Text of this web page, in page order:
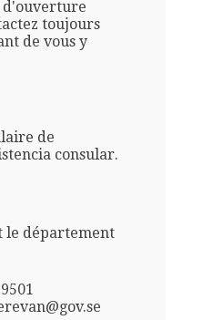
d'ouverture
toujours
de vous y
de
consular.
le département